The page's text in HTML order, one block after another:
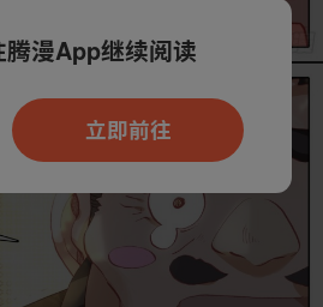
腾漫App继续阅读
立即前往